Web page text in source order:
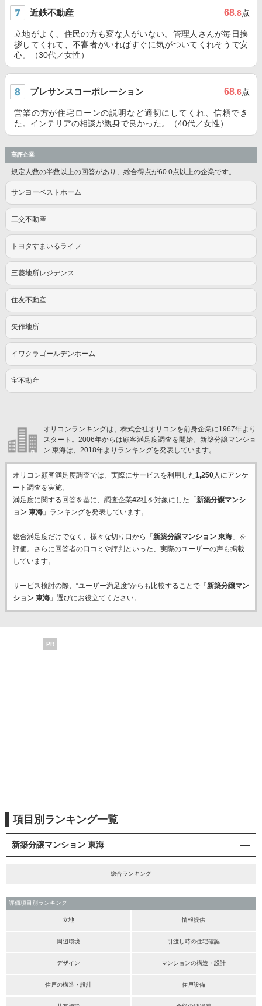
近鉄不動産 68.8点
立地がよく、住民の方も変な人がいない。管理人さんが毎日挨
拶してくれて、不審者がいればすぐに気がついてくれそうで安
心。（30代／女性）
プレサンスコーポレーション 68.6点
営業の方が住宅ローンの説明など適切にしてくれ、信頼でき
た。インテリアの相談が親身で良かった。（40代／女性）
高評企業
規定人数の半数以上の回答があり、総合得点が60.0点以上の企業です。
サンヨーベストホーム
三交不動産
トヨタすまいるライフ
三菱地所レジデンス
住友不動産
矢作地所
イワクラゴールデンホーム
宝不動産
オリコンランキングは、株式会社オリコンを前身企業に1967年より
スタート。2006年からは顧客満足度調査を開始。新築分譲マンショ
ン 東海は、2018年よりランキングを発表しています。
オリコン顧客満足度調査では、実際にサービスを利用した1,250人にアンケ
ート調査を実施。
満足度に関する回答を基に、調査企業42社を対象にした「 新築分譲マンシ
ョン 東海」ランキングを発表しています。
総合満足度だけでなく、様々な切り口から「 新築分譲マンション 東海」を
評価。さらに回答者の口コミや評判といった、実際のユーザーの声も掲載
しています。
サービス検討の際、“ユーザー満足度”からも比較することで「 新築分譲マン
ション 東海」選びにお役立てください。
PR
項目別ランキング一覧
新築分譲マンション 東海
総合ランキング
評価項目別ランキング
立地 情報提供
周辺環境 引渡し時の住宅確認
デザイン マンションの構造・設計
住戸の構造・設計 住戸設備